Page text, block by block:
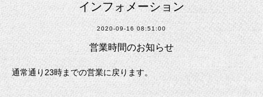
インフォメーション
2020-09-16 08:51:00
営業時間のお知らせ
通常通り23時までの営業に戻ります。